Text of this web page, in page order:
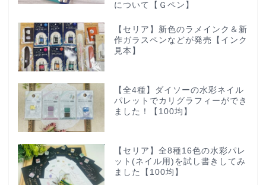
について【Ｇペン】
【セリア】新色のラメインク＆新
作ガラスペンなどが発売【インク
見本】
【全4種】ダイソーの水彩ネイル
パレットでカリグラフィーができ
ました！【100均】
【セリア】全8種16色の水彩パレ
ット(ネイル用)を試し書きしてみ
ました【100均】